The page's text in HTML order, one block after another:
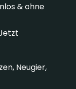
& ohne
Neugier,